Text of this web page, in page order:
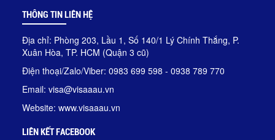
THÔNG TIN LIÊN HỆ
Địa chỉ: Phòng 203, Lầu 1, Số 140/1 Lý Chính Thắng, P.
Xuân Hòa, TP. HCM (Quận 3 cũ)
Điện thoại/Zalo/Viber: 0983 699 598 - 0938 789 770
Email: visa@visaaau.vn
Website: www.visaaau.vn
LIÊN KẾT FACEBOOK